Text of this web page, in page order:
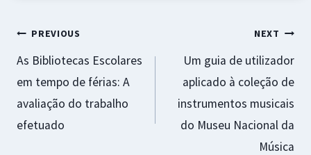
Navegação
de
artigos
PREVIOUS
As Bibliotecas Escolares
em tempo de férias: A
avaliação do trabalho
efetuado
NEXT
Um guia de utilizador
aplicado à coleção de
instrumentos musicais
do Museu Nacional da
Música